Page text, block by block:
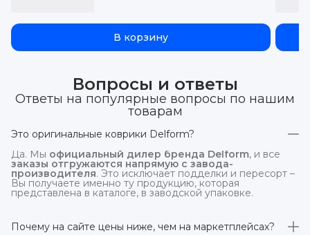
В корзину
Вопросы и ответы
Ответы на популярные вопросы по нашим
товарам
Это оригинальные коврики Delform?
Да. Мы официальный дилер бренда Delform, и все
заказы отгружаются напрямую с завода-
производителя. Это исключает подделки и пересорт –
Вы получаете именно ту продукцию, которая
представлена в каталоге, в заводской упаковке.
Почему на сайте цены ниже, чем на маркетплейсах?